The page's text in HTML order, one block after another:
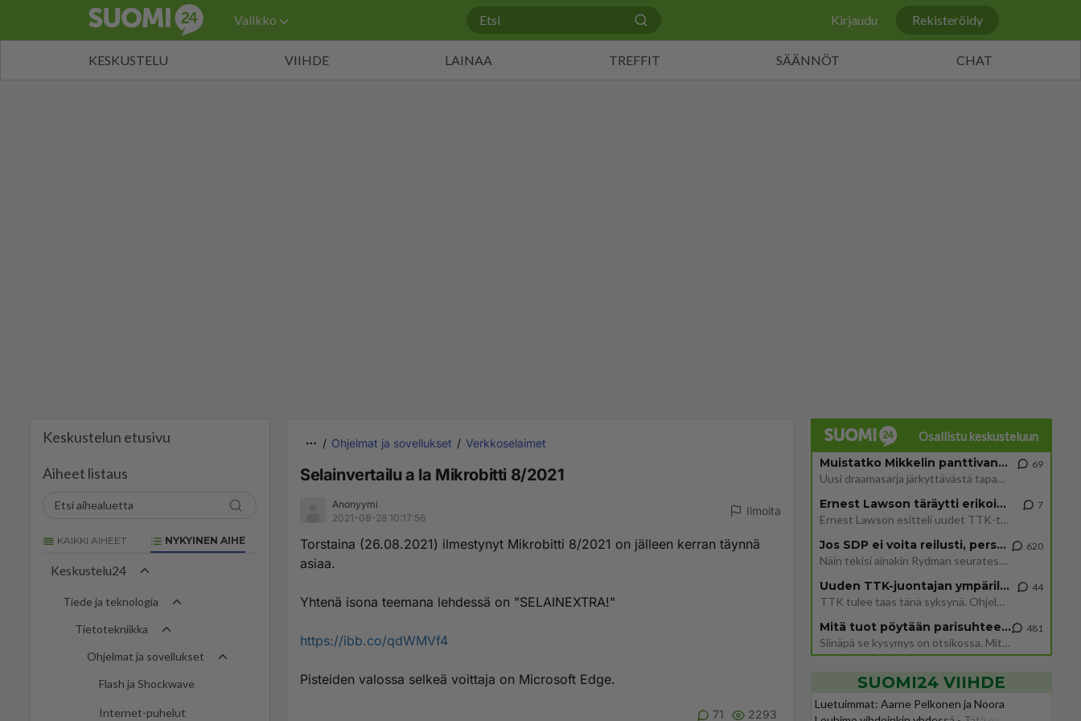
Valikko Kirjaudu Rekisteröidy
KESKUSTELU VIIHDE LAINAA TREFFIT SÄÄNNÖT CHAT
Keskustelun etusivu
Aiheet listaus
KAIKKI AIHEET NYKYINEN AIHE
Keskustelu24
Tiede ja teknologia
Tietotekniikka
Ohjelmat ja sovellukset
Flash ja Shockwave
Internet-puhelut
Ohjelmat ja sovellukset Verkkoselaimet
Selainvertailu a la Mikrobitti 8/2021
Anonyymi
2021-08-28 10:17:56
Ilmoita
Torstaina (26.08.2021) ilmestynyt Mikrobitti 8/2021 on jälleen kerran täynnä
asiaa.
Yhtenä isona teemana lehdessä on "SELAINEXTRA!"
https://ibb.co/qdWMVf4
Pisteiden valossa selkeä voittaja on Microsoft Edge.
71 2293
Osallistu keskusteluun
Muistatko Mikkelin panttivankidraaman?
Uusi draamasarja järkyttävästä tapauksesta on tulossa. Tositapahtumiin perustuva sarja ammentaa vuoden 1986 Mikkelin pan
69
Ernest Lawson täräytti erikoisen heiton TTK-lehdistötilaisuudessa: " Onko tässä tarkoituksena...?"
Ernest Lawson esitteli uudet TTK-tähtioppilaat ja opettajat torstaina 6.8. lehdistölle. Tulevalla kaudella on yksi hausk
7
Jos SDP ei voita reilusti, persut kumoavat demokratian Suomesta
Näin tekisi ainakin Rydman seuratessaan idolinsa Trumpin mallia https://www.is.fi/politiikka/art-2000012187244.html
620
Uuden TTK-juontajan ympärillä epätietoisuus sakenee - Nyt MTV hämmentää soppaa
TTK tulee taas tänä syksynä. Ohjelman uudet tähtioppilaat julkistetaan torstaina 6. elokuuta klo 14 alkavassa lehdistö
44
Mitä tuot pöytään parisuhteessa?
Siinäpä se kysymys on otsikossa. Mitäpä siis tuot/toisit pöytään parisuhteessa? Oletko mies vai nainen? Koetko sen mitä
481
SUOMI24 VIIHDE
Luetuimmat: Aarne Pelkonen ja Noora